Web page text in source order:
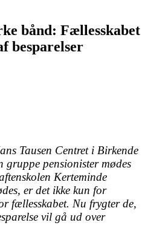
bånd: Fællesskabet
besparelser
Tausen Centret i Birkende
pensionister mødes
Kerteminde
er det ikke kun for
fællesskabet. Nu frygter de,
vil gå ud over